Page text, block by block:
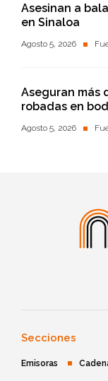
Asesinan a
en Sinaloa
Agosto 5, 2026
Aseguran más
robadas en
Agosto 5, 2026
Secciones
Emisoras